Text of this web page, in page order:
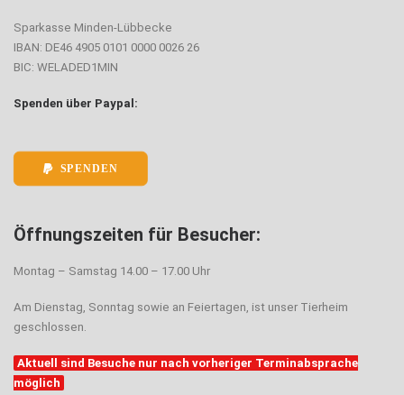
Sparkasse Minden-Lübbecke
IBAN: DE46 4905 0101 0000 0026 26
BIC: WELADED1MIN
Spenden über Paypal:
SPENDEN
Öffnungszeiten für Besucher:
Montag – Samstag 14.00 – 17.00 Uhr
Am Dienstag, Sonntag sowie an Feiertagen, ist unser Tierheim
geschlossen.
Aktuell sind Besuche nur nach vorheriger Terminabsprache
möglich